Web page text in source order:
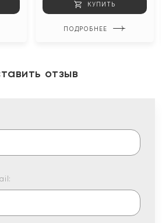
КУПИТЬ
ПОДРОБНЕЕ
отзыв